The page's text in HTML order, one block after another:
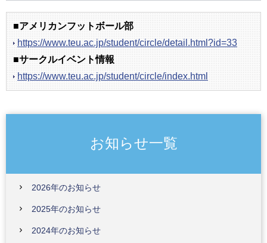
■アメリカンフットボール部
https://www.teu.ac.jp/student/circle/detail.html?id=33
■サークルイベント情報
https://www.teu.ac.jp/student/circle/index.html
お知らせ一覧
2026年のお知らせ
2025年のお知らせ
2024年のお知らせ